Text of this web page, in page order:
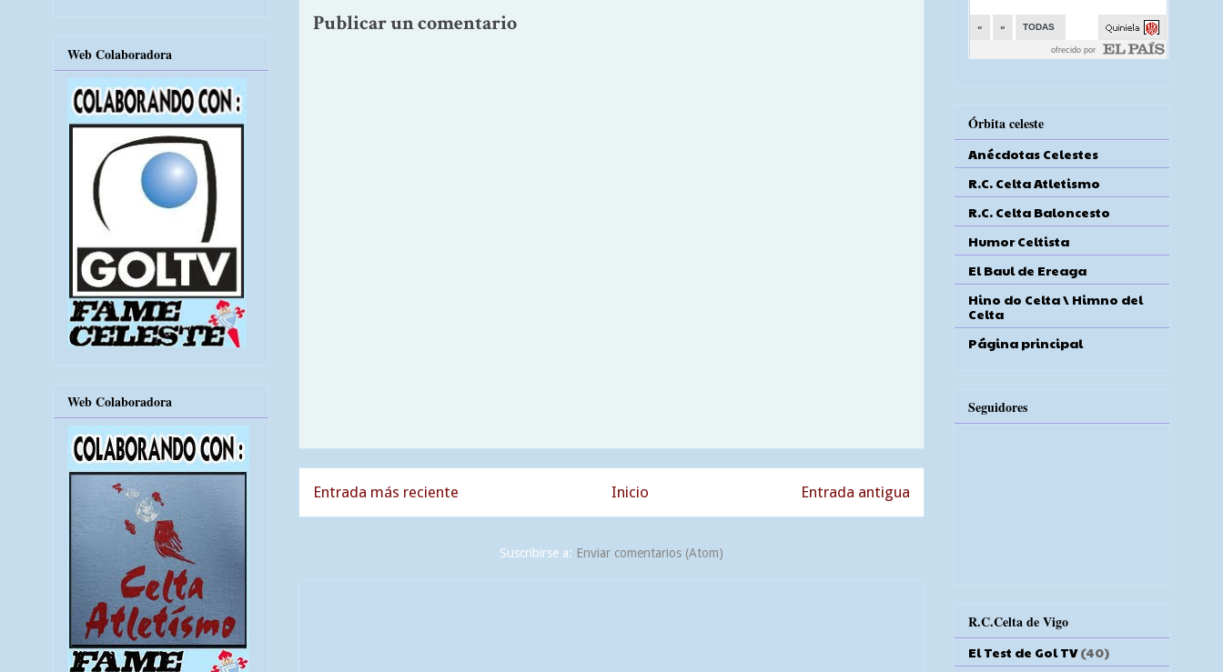
Publicar un comentario
Entrada más reciente Entrada antigua
Inicio
Suscribirse a: Enviar comentarios (Atom)
Web Colaboradora
Web Colaboradora
Órbita celeste
Anécdotas Celestes
R.C. Celta Atletismo
R.C. Celta Baloncesto
Humor Celtista
El Baul de Ereaga
Hino do Celta \ Himno del
Celta
Página principal
Seguidores
R.C.Celta de Vigo
El Test de Gol TV (40)